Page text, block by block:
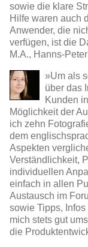
sowie die klare
Hilfe waren auch
Anwender, die
verfügen, ist die
M.A., Hanns-
»Um als
über das
Kunden
Möglichkeit der
ich zehn
dem
Aspekten
Verständlichkeit,
individuellen
einfach in allen
Austausch im
sowie Tipps,
mich stets gut
die